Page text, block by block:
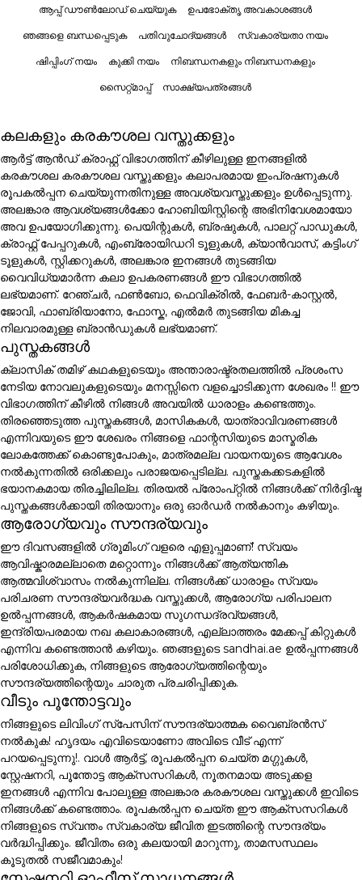
ആപ്പ് ഡൗൺലോഡ് ചെയ്യുക ഉപഭോക്തൃ അവകാശങ്ങൾ
ഞങ്ങളെ ബന്ധപ്പെടുക പതിവുചോദ്യങ്ങൾ സ്വകാര്യതാ നയം
ഷിപ്പിംഗ് നയം കുക്കി നയം നിബന്ധനകളും നിബന്ധനകളും
സൈറ്റ്മാപ്പ് സാക്ഷ്യപത്രങ്ങൾ
കലകളും കരകൗശല വസ്തുക്കളും
ആർട്ട് ആൻഡ് ക്രാഫ്റ്റ് വിഭാഗത്തിന് കീഴിലുള്ള ഇനങ്ങളിൽ
കരകൗശല കരകൗശല വസ്തുക്കളും കലാപരമായ ഇംപ്രഷനുകൾ
രൂപകൽപ്പന ചെയ്യുന്നതിനുള്ള അവശ്യവസ്തുക്കളും ഉൾപ്പെടുന്നു.
അലങ്കാര ആവശ്യങ്ങൾക്കോ ഹോബിയിസ്റ്റിന്റെ അഭിനിവേശമായോ
അവ ഉപയോഗിക്കുന്നു. പെയിന്റുകൾ, ബ്രഷുകൾ, പാലറ്റ് പാഡുകൾ,
ക്രാഫ്റ്റ് പേപ്പറുകൾ, എംബ്രോയിഡറി ടൂളുകൾ, ക്യാൻവാസ്, കട്ടിംഗ്
ടൂളുകൾ, സ്റ്റിക്കറുകൾ, അലങ്കാര ഇനങ്ങൾ തുടങ്ങിയ
വൈവിധ്യമാർന്ന കലാ ഉപകരണങ്ങൾ ഈ വിഭാഗത്തിൽ
ലഭ്യമാണ്. റേഞ്ചർ, ഫൺബോ, ഫെവിക്രിൽ, ഫേബർ-കാസ്റ്റൽ,
ജോവി, ഫാബ്രിയാനോ, ഫോസ്ക, എൽമർ തുടങ്ങിയ മികച്ച
നിലവാരമുള്ള ബ്രാൻഡുകൾ ലഭ്യമാണ്.
പുസ്തകങ്ങൾ
ക്ലാസിക് തമിഴ് കഥകളുടെയും അന്താരാഷ്ട്രതലത്തിൽ പ്രശംസ
നേടിയ നോവലുകളുടെയും മനസ്സിനെ വളച്ചൊടിക്കുന്ന ശേഖരം !! ഈ
വിഭാഗത്തിന് കീഴിൽ നിങ്ങൾ അവയിൽ ധാരാളം കണ്ടെത്തും.
തിരഞ്ഞെടുത്ത പുസ്തകങ്ങൾ, മാസികകൾ, യാത്രാവിവരണങ്ങൾ
എന്നിവയുടെ ഈ ശേഖരം നിങ്ങളെ ഫാന്റസിയുടെ മാസ്മരിക
ലോകത്തേക്ക് കൊണ്ടുപോകും, മാത്രമല്ല വായനയുടെ ആവേശം
നൽകുന്നതിൽ ഒരിക്കലും പരാജയപ്പെടില്ല. പുസ്തകക്കടകളിൽ
ഭയാനകമായ തിരച്ചിലില്ല. തിരയൽ പ്രോംപ്റ്റിൽ നിങ്ങൾക്ക് നിർദ്ദിഷ്ട
പുസ്തകങ്ങൾക്കായി തിരയാനും ഒരു ഓർഡർ നൽകാനും കഴിയും.
ആരോഗ്യവും സൗന്ദര്യവും
ഈ ദിവസങ്ങളിൽ ഗ്രൂമിംഗ് വളരെ എളുപ്പമാണ്! സ്വയം
ആവിഷ്കാരമല്ലാതെ മറ്റൊന്നും നിങ്ങൾക്ക് ആത്യന്തിക
ആത്മവിശ്വാസം നൽകുന്നില്ല. നിങ്ങൾക്ക് ധാരാളം സ്വയം
പരിചരണ സൗന്ദര്യവർദ്ധക വസ്തുക്കൾ, ആരോഗ്യ പരിപാലന
ഉൽപ്പന്നങ്ങൾ, ആകർഷകമായ സുഗന്ധദ്രവ്യങ്ങൾ,
ഇന്ദ്രിയപരമായ നഖ കലാകാരങ്ങൾ, എല്ലാത്തരം മേക്കപ്പ് കിറ്റുകൾ
എന്നിവ കണ്ടെത്താൻ കഴിയും. ഞങ്ങളുടെ sandhai.ae ഉൽപ്പന്നങ്ങൾ
പരിശോധിക്കുക, നിങ്ങളുടെ ആരോഗ്യത്തിന്റെയും
സൗന്ദര്യത്തിന്റെയും ചാരുത പ്രചരിപ്പിക്കുക.
വീടും പൂന്തോട്ടവും
നിങ്ങളുടെ ലിവിംഗ് സ്പേസിന് സൗന്ദര്യാത്മക വൈബ്രൻസ്
നൽകുക! ഹൃദയം എവിടെയാണോ അവിടെ വീട് എന്ന്
പറയപ്പെടുന്നു!. വാൾ ആർട്ട്, രൂപകൽപ്പന ചെയ്ത മഗ്ഗുകൾ,
സ്റ്റേഷനറി, പൂന്തോട്ട ആക്സസറികൾ, നൂതനമായ അടുക്കള
ഇനങ്ങൾ എന്നിവ പോലുള്ള അലങ്കാര കരകൗശല വസ്തുക്കൾ ഇവിടെ
നിങ്ങൾക്ക് കണ്ടെത്താം. രൂപകൽപ്പന ചെയ്ത ഈ ആക്സസറികൾ
നിങ്ങളുടെ സ്വന്തം സ്വകാര്യ ജീവിത ഇടത്തിന്റെ സൗന്ദര്യം
വർദ്ധിപ്പിക്കും. ജീവിതം ഒരു കലയായി മാറുന്നു, താമസസ്ഥലം
കൂടുതൽ സജീവമാകും!